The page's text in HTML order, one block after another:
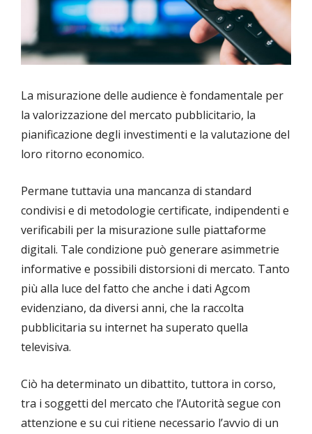
La misurazione delle audience è fondamentale per
la valorizzazione del mercato pubblicitario, la
pianificazione degli investimenti e la valutazione del
loro ritorno economico.
Permane tuttavia una mancanza di standard
condivisi e di metodologie certificate, indipendenti e
verificabili per la misurazione sulle piattaforme
digitali. Tale condizione può generare asimmetrie
informative e possibili distorsioni di mercato. Tanto
più alla luce del fatto che anche i dati Agcom
evidenziano, da diversi anni, che la raccolta
pubblicitaria su internet ha superato quella
televisiva.
Ciò ha determinato un dibattito, tuttora in corso,
tra i soggetti del mercato che l’Autorità segue con
attenzione e su cui ritiene necessario l’avvio di un